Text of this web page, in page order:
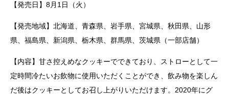
【発売日】8月1日（火）
【発売地域】北海道、青森県、岩手県、宮城県、秋田県、山形
県、福島県、新潟県、栃木県、群馬県、茨城県（一部店舗）
【内容】甘さ控えめなクッキーでできており、ストローとして一
定時間冷たいお飲物に使用いただくことができ、飲み物を楽しん
だ後はクッキーとしてお召し上がりいただけます。2020年にグ